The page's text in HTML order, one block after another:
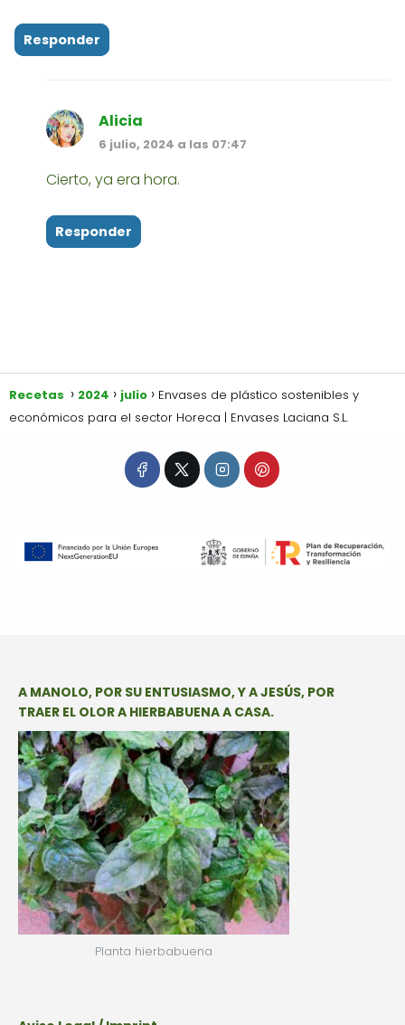
Responder
Alicia
6 julio, 2024 a las 07:47
Cierto, ya era hora.
Responder
Recetas 2024 julio
Envases de plástico sostenibles y
económicos para el sector Horeca | Envases Laciana S.L.
A MANOLO, POR SU ENTUSIASMO, Y A JESÚS, POR
TRAER EL OLOR A HIERBABUENA A CASA.
Planta hierbabuena